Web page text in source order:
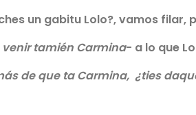
un gabitu Lolo?, vamos filar,
tamién Carmina- a lo que
de que ta Carmina, ¿ties